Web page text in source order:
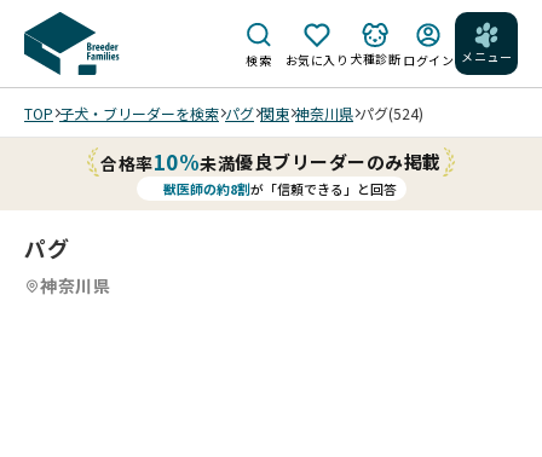
検索 お気に入り 犬種診断 ログイン メニュー
TOP 子犬・ブリーダーを検索 パグ 関東 神奈川県 パグ(524)
合格率10%未満優良ブリーダーのみ掲載
獣医師の約8割が「信頼できる」と回答
パグ
神奈川県